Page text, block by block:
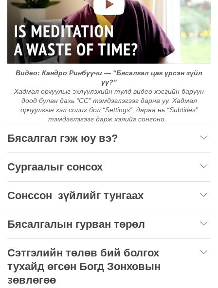
Видео: Кандро Ринбүүчи — “Бясалгал цаг үрсэн зүйл
үү?”
Хадмал орчуулыг эхлүүлэхийн тулд видео хэсгийн баруун
доод булан дахь “CC” тэмдэглэгээг дарна уу. Хадмал
орчуулгын хэл солих бол “Settings”, дараа нь “Subtitles”
тэмдэглэгээг дарж хэлийг сонгоно.
Бясалгал гэж юу вэ?
Сургаалыг сонсох
Сонссон зүйлийг тунгаах
Бясалгалын гурван төрөл
Сэтгэлийн төлөв бий болгох
тухайд өгсөн Богд Зонховын
зөвлөгөө